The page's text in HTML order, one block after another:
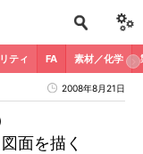
ティ FA 素材／化学
2008年8月21日
面を描く